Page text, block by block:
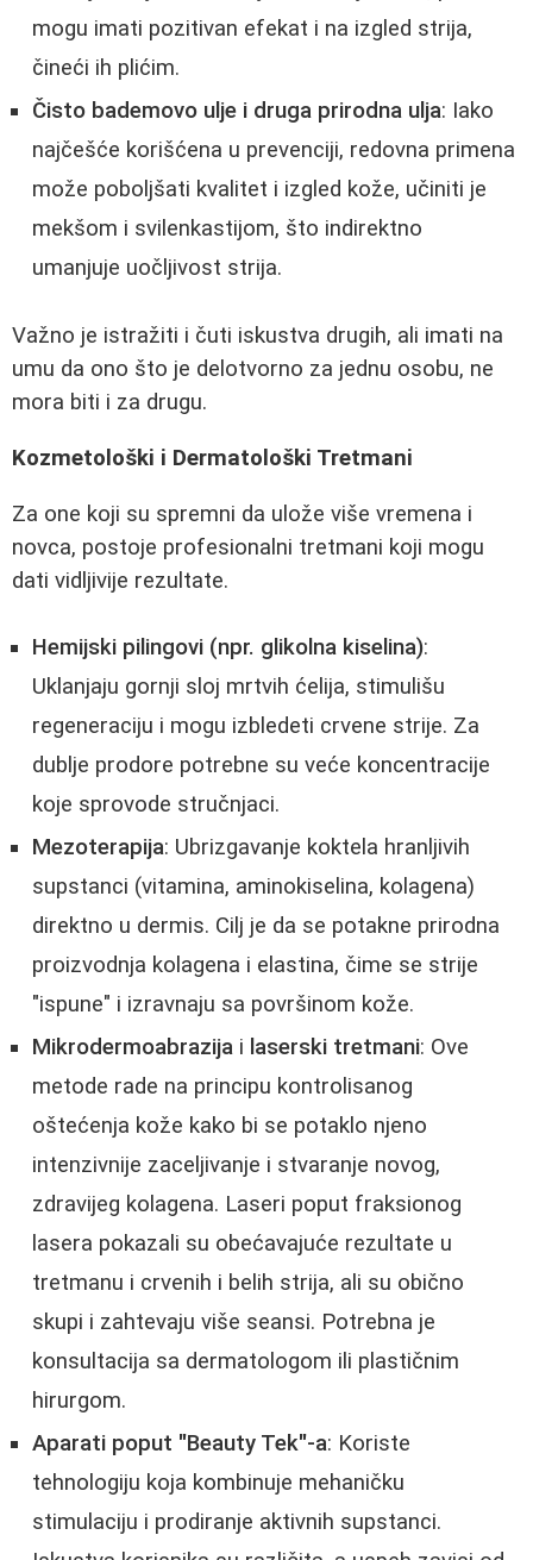
mogu imati pozitivan efekat i na izgled strija,
čineći ih plićim.
Čisto bademovo ulje i druga prirodna ulja: Iako
najčešće korišćena u prevenciji, redovna primena
može poboljšati kvalitet i izgled kože, učiniti je
mekšom i svilenkastijom, što indirektno
umanjuje uočljivost strija.
Važno je istražiti i čuti iskustva drugih, ali imati na
umu da ono što je delotvorno za jednu osobu, ne
mora biti i za drugu.
Kozmetološki i Dermatološki Tretmani
Za one koji su spremni da ulože više vremena i
novca, postoje profesionalni tretmani koji mogu
dati vidljivije rezultate.
Hemijski pilingovi (npr. glikolna kiselina):
Uklanjaju gornji sloj mrtvih ćelija, stimulišu
regeneraciju i mogu izbledeti crvene strije. Za
dublje prodore potrebne su veće koncentracije
koje sprovode stručnjaci.
Mezoterapija: Ubrizgavanje koktela hranljivih
supstanci (vitamina, aminokiselina, kolagena)
direktno u dermis. Cilj je da se potakne prirodna
proizvodnja kolagena i elastina, čime se strije
"ispune" i izravnaju sa površinom kože.
Mikrodermoabrazija i laserski tretmani: Ove
metode rade na principu kontrolisanog
oštećenja kože kako bi se potaklo njeno
intenzivnije zaceljivanje i stvaranje novog,
zdravijeg kolagena. Laseri poput fraksionog
lasera pokazali su obećavajuće rezultate u
tretmanu i crvenih i belih strija, ali su obično
skupi i zahtevaju više seansi. Potrebna je
konsultacija sa dermatologom ili plastičnim
hirurgom.
Aparati poput "Beauty Tek"-a: Koriste
tehnologiju koja kombinuje mehaničku
stimulaciju i prodiranje aktivnih supstanci.